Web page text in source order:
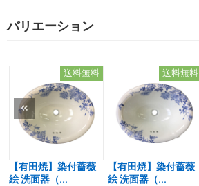
バリエーション
送料無料
【有田焼】染付薔薇
絵 洗面器（...
送料無料
【有田焼】染付薔薇
絵 洗面器（...